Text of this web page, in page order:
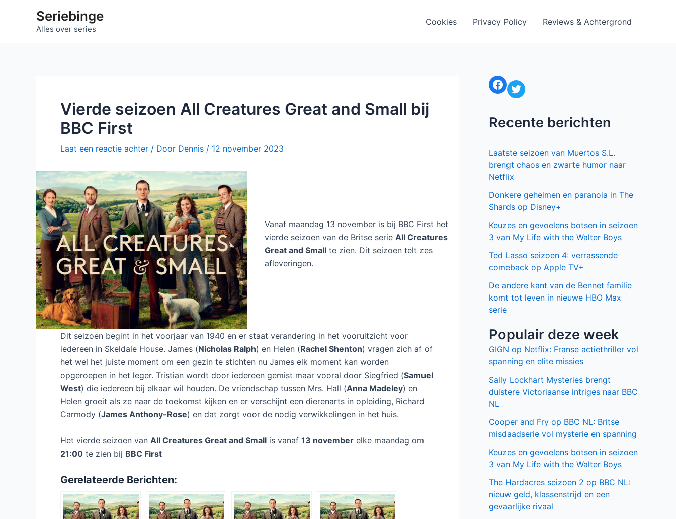
Seriebinge
Alles over series
Cookies Privacy Policy Reviews & Achtergrond
Vierde seizoen All Creatures Great and Small bij
BBC First
Laat een reactie achter / Door Dennis / 12 november 2023
Vanaf maandag 13 november is bij BBC First het
vierde seizoen van de Britse serie All Creatures
Great and Smallte zien. Dit seizoen telt zes
afleveringen.
Dit seizoen begint in het voorjaar van 1940 en er staat verandering in het vooruitzicht voor
iedereen in Skeldale House. James (Nicholas Ralph) en Helen (Rachel Shenton) vragen zich af of
het wel het juiste moment om een gezin te stichten nu James elk moment kan worden
opgeroepen in het leger. Tristian wordt door iedereen gemist maar vooral door Siegfried (Samuel
West) die iedereen bij elkaar wil houden. De vriendschap tussen Mrs. Hall (Anna Madeley) en
Helen groeit als ze naar de toekomst kijken en er verschijnt een dierenarts in opleiding, Richard
Carmody (James Anthony-Rose) en dat zorgt voor de nodig verwikkelingen in het huis.
Het vierde seizoen van All Creatures Great and Small is vanaf 13 november elke maandag om
21:00 te zien bij BBC First
Gerelateerde Berichten:
Facebook Twitter
Recente berichten
Laatste seizoen van Muertos S.L.
brengt chaos en zwarte humor naar
Netflix
Donkere geheimen en paranoia in The
Shards op Disney+
Keuzes en gevoelens botsen in seizoen
3 van My Life with the Walter Boys
Ted Lasso seizoen 4: verrassende
comeback op Apple TV+
De andere kant van de Bennet familie
komt tot leven in nieuwe HBO Max
serie
Populair deze week
GIGN op Netflix: Franse actiethriller vol
spanning en elite missies
Sally Lockhart Mysteries brengt
duistere Victoriaanse intriges naar BBC
NL
Cooper and Fry op BBC NL: Britse
misdaadserie vol mysterie en spanning
Keuzes en gevoelens botsen in seizoen
3 van My Life with the Walter Boys
The Hardacres seizoen 2 op BBC NL:
nieuw geld, klassenstrijd en een
gevaarlijke rivaal